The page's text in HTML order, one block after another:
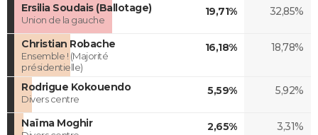
Ersilia Soudais (Ballotage)
Union de la gauche
19,71% 32,85%
Christian Robache
Ensemble ! (Majorité
présidentielle)
16,18% 18,78%
Rodrigue Kokouendo
Divers centre
5,59% 5,92%
Naïma Moghir 2,65% 3,31%